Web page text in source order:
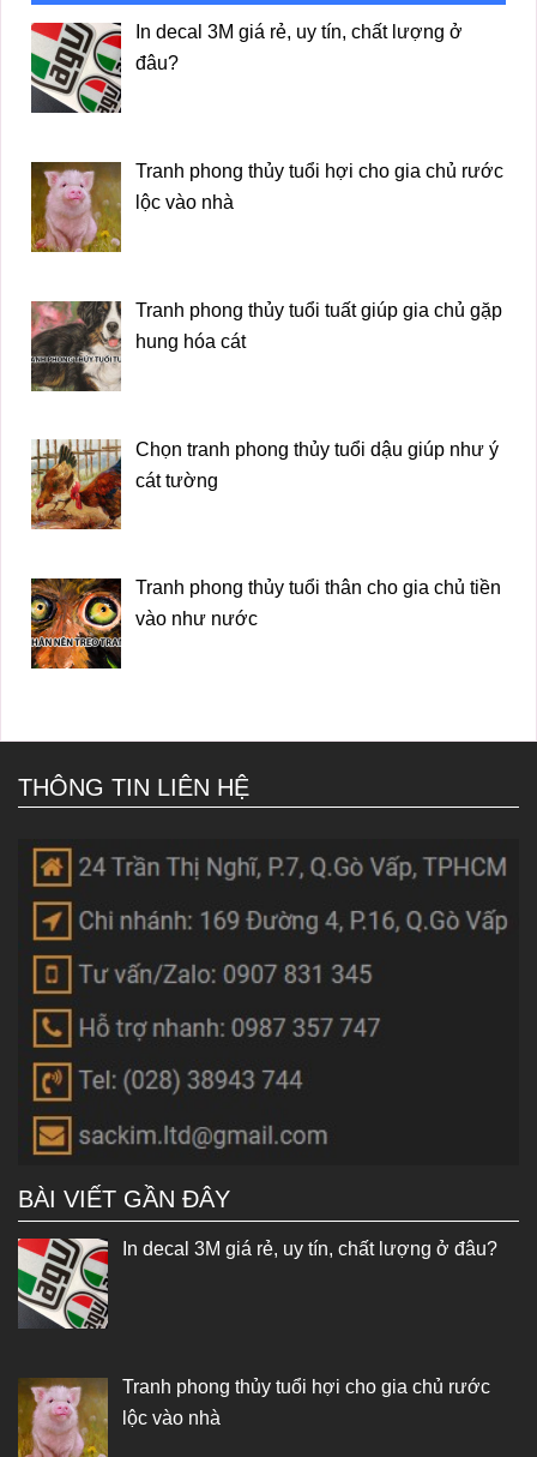
In decal 3M giá rẻ, uy tín, chất lượng ở
đâu?
Tranh phong thủy tuổi hợi cho gia chủ rước
lộc vào nhà
Tranh phong thủy tuổi tuất giúp gia chủ gặp
hung hóa cát
Chọn tranh phong thủy tuổi dậu giúp như ý
cát tường
Tranh phong thủy tuổi thân cho gia chủ tiền
vào như nước
THÔNG TIN LIÊN HỆ
BÀI VIẾT GẦN ĐÂY
In decal 3M giá rẻ, uy tín, chất lượng ở đâu?
Tranh phong thủy tuổi hợi cho gia chủ rước
lộc vào nhà